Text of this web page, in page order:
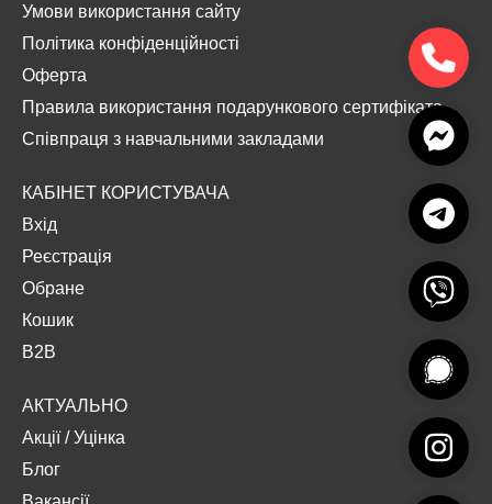
Умови використання сайту
Політика конфіденційності
Оферта
Правила використання подарункового сертифіката
Співпраця з навчальними закладами
КАБІНЕТ КОРИСТУВАЧА
Вхід
Реєстрація
Обране
Кошик
B2B
АКТУАЛЬНО
Акції/Уцінка
Блог